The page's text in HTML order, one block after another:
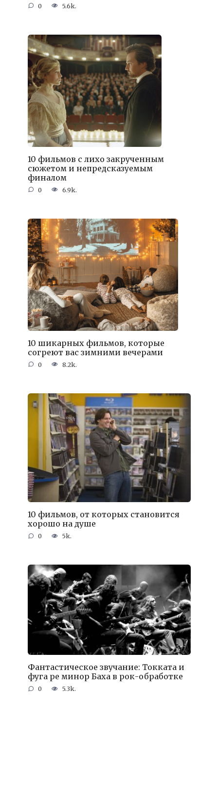
0 5.6k.
10 фильмов с лихо закрученным
сюжетом и непредсказуемым
финалом
0 6.9k.
10 шикарных фильмов, которые
согреют вас зимними вечерами
0 8.2k.
10 фильмов, от которых становится
хорошо на душе
0 5k.
Фантастическое звучание: Токката и
фуга ре минор Баха в рок-обработке
0 5.3k.